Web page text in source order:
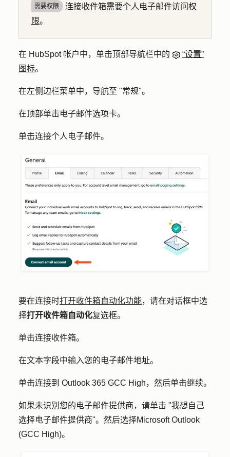
需要权限 连接收件箱需要个人电子邮件访问权
限。
在 HubSpot 帐户中，单击顶部导航栏中的
“设置”
图标。
在左侧边栏菜单中，导航至 "常规"。
在顶部单击电子邮件选项卡。
单击连接个人电子邮件。
要在连接时打开收件箱自动化功能，请在对话框中选
择打开收件箱自动化复选框。
单击连接收件箱。
在文本字段中输入您的电子邮件地址。
单击连接到 Outlook 365 GCC High，然后单击继续。
如果未识别您的电子邮件提供商，请单击 "我想自己
选择电子邮件提供商"。然后选择Microsoft Outlook
(GCC High)。